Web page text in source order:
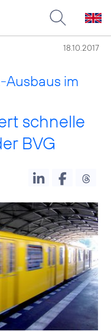
18.10.2017
Ausbaus im
schnelle
BVG